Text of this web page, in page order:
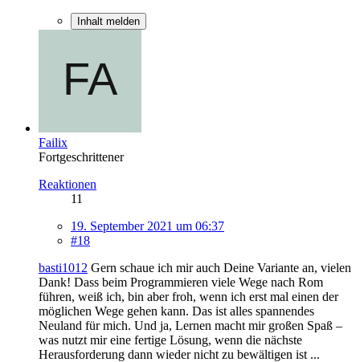
Inhalt melden
Failix
Fortgeschrittener
Reaktionen
11
19. September 2021 um 06:37
#18
basti1012 Gern schaue ich mir auch Deine Variante an, vielen
Dank! Dass beim Programmieren viele Wege nach Rom
führen, weiß ich, bin aber froh, wenn ich erst mal einen der
möglichen Wege gehen kann. Das ist alles spannendes
Neuland für mich. Und ja, Lernen macht mir großen Spaß –
was nutzt mir eine fertige Lösung, wenn die nächste
Herausforderung dann wieder nicht zu bewältigen ist ...